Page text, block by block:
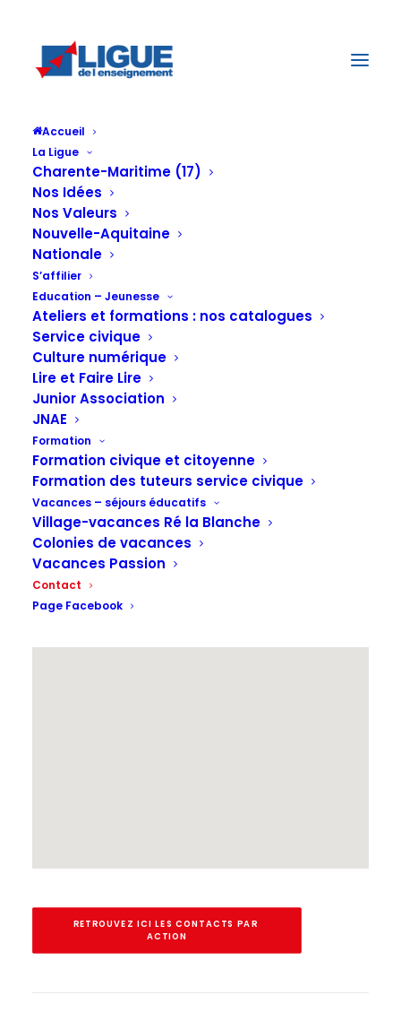
Accueil
La Ligue
Charente-Maritime (17)
Nos Idées
Nos Valeurs
Nouvelle-Aquitaine
Nationale
S’affilier
Education – Jeunesse
Ateliers et formations : nos catalogues
Service civique
Culture numérique
Lire et Faire Lire
Junior Association
JNAE
Formation
Formation civique et citoyenne
Formation des tuteurs service civique
Vacances – séjours éducatifs
Village-vacances Ré la Blanche
Colonies de vacances
Vacances Passion
Contact
Page Facebook
RETROUVEZ ICI LES CONTACTS PAR
ACTION